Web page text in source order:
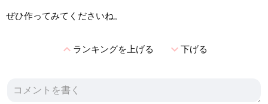
ぜひ作ってみてくださいね。
expand_lessランキングを上げる expand_more下げる